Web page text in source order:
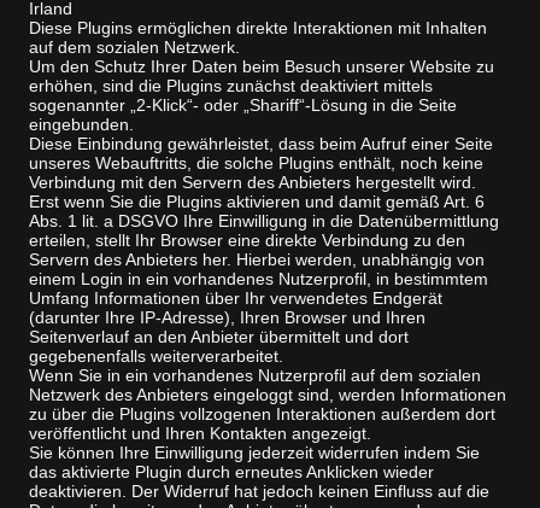
Irland
Diese Plugins ermöglichen direkte Interaktionen mit Inhalten
auf dem sozialen Netzwerk.
Um den Schutz Ihrer Daten beim Besuch unserer Website zu
erhöhen, sind die Plugins zunächst deaktiviert mittels
sogenannter „2-Klick“- oder „Shariff“-Lösung in die Seite
eingebunden.
Diese Einbindung gewährleistet, dass beim Aufruf einer Seite
unseres Webauftritts, die solche Plugins enthält, noch keine
Verbindung mit den Servern des Anbieters hergestellt wird.
Erst wenn Sie die Plugins aktivieren und damit gemäß Art. 6
Abs. 1 lit. a DSGVO Ihre Einwilligung in die Datenübermittlung
erteilen, stellt Ihr Browser eine direkte Verbindung zu den
Servern des Anbieters her. Hierbei werden, unabhängig von
einem Login in ein vorhandenes Nutzerprofil, in bestimmtem
Umfang Informationen über Ihr verwendetes Endgerät
(darunter Ihre IP-Adresse), Ihren Browser und Ihren
Seitenverlauf an den Anbieter übermittelt und dort
gegebenenfalls weiterverarbeitet.
Wenn Sie in ein vorhandenes Nutzerprofil auf dem sozialen
Netzwerk des Anbieters eingeloggt sind, werden Informationen
zu über die Plugins vollzogenen Interaktionen außerdem dort
veröffentlicht und Ihren Kontakten angezeigt.
Sie können Ihre Einwilligung jederzeit widerrufen indem Sie
das aktivierte Plugin durch erneutes Anklicken wieder
deaktivieren. Der Widerruf hat jedoch keinen Einfluss auf die